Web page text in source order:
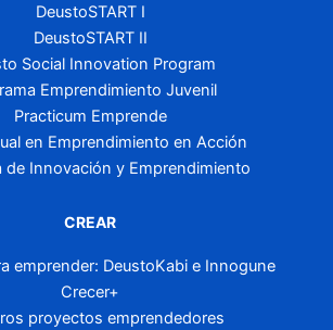
DeustoSTART I
DeustoSTART II
Social Innovation Program
Emprendimiento Juvenil
Practicum Emprende
en Emprendimiento en Acción
de Innovación y Emprendimiento
CREAR
emprender: DeustoKabi e Innogune
Crecer+
proyectos emprendedores